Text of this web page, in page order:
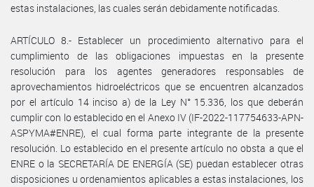
estas instalaciones, las cuales serán debidamente notificadas.
ARTÍCULO 8.- Establecer un procedimiento alternativo para el
cumplimiento de las obligaciones impuestas en la presente
resolución para los agentes generadores responsables de
aprovechamientos hidroeléctricos que se encuentren alcanzados
por el artículo 14 inciso a) de la Ley N° 15.336, los que deberán
cumplir con lo establecido en el Anexo IV (IF-2022-117754633-APN-
ASPYMA#ENRE), el cual forma parte integrante de la presente
resolución. Lo establecido en el presente artículo no obsta a que el
ENRE o la SECRETARÍA DE ENERGÍA (SE) puedan establecer otras
disposiciones u ordenamientos aplicables a estas instalaciones, los